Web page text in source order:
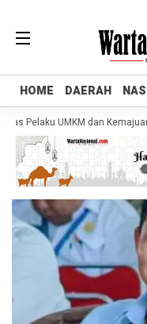
HOME DAERAH
HOME DAERAH
Pelaku UMKM dan Kemajuan